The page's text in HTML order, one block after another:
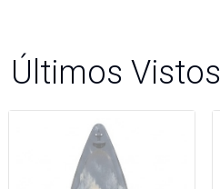
Últimos Vistos